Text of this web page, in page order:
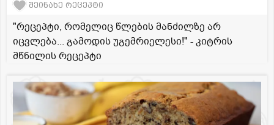
შეინახე რეცეპტი
"რეცეპტი, რომელიც წლების მანძილზე არ
იცვლება... გამოდის უგემრიელესი!" - კიტრის
მწნილის რეცეპტი